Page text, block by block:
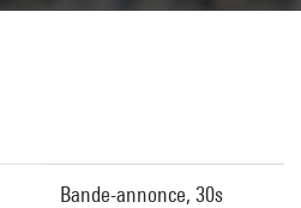
Bande-annonce, 30s